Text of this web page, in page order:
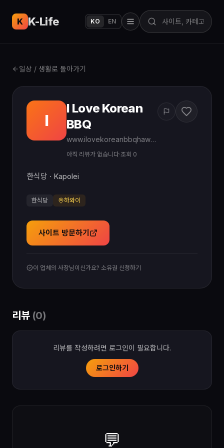
K K-Life KO EN
일상 / 생활로 돌아가기
I
I Love Korean
BBQ
www.ilovekoreanbbqhawaii.com
아직 리뷰가 없습니다·조회 0
한식당 · Kapolei
한식당 하와이
사이트 방문하기
이 업체의 사장님이신가요? 소유권 신청하기
리뷰 (0)
리뷰를 작성하려면 로그인이 필요합니다.
로그인하기
💬